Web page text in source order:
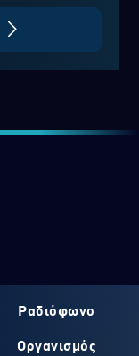
Ραδιόφωνο
Οργανισμός